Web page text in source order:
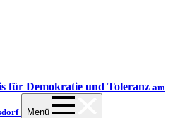
für Demokratie und Toleranz am
Menü